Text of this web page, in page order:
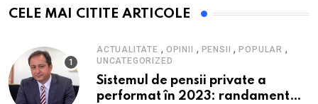
CELE MAI CITITE ARTICOLE
ACTUALITATE , OPINII , PENSII ,POPULAR ,
UNCATEGORIZED
Sistemul de pensii private a
performat în 2023: randament